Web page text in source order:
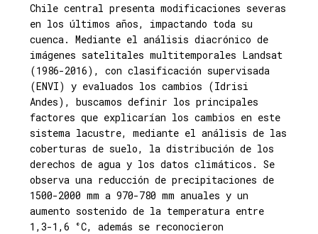
Chile central presenta modificaciones severas
en los últimos años, impactando toda su
cuenca. Mediante el análisis diacrónico de
imágenes satelitales multitemporales Landsat
(1986-2016), con clasificación supervisada
(ENVI) y evaluados los cambios (Idrisi
Andes), buscamos definir los principales
factores que explicarían los cambios en este
sistema lacustre, mediante el análisis de las
coberturas de suelo, la distribución de los
derechos de agua y los datos climáticos. Se
observa una reducción de precipitaciones de
1500-2000 mm a 970-780 mm anuales y un
aumento sostenido de la temperatura entre
1,3-1,6 °C, además se reconocieron